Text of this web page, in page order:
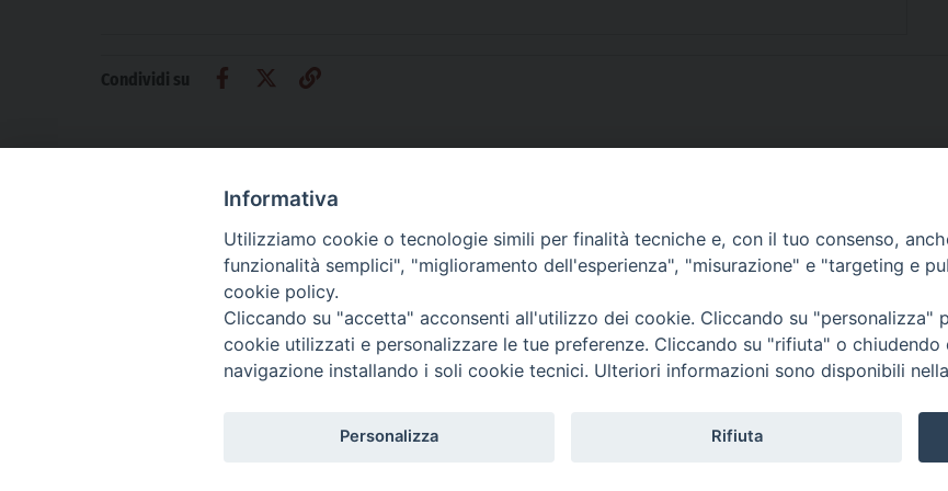
Condividi su
AMMINISTRAZIONE TRASPARENTE SCRIVICI
La Difesa del Popolo percepisce i contributi pubblici all'editoria.
La Difesa del Popolo è una testata registrata presso il Tribunale di Padova decreto del 15 giugno 1950 al n. 37 del registro periodici.
Informativa
Utilizziamo cookie o tecnologie simili per finalità tecniche e, con il tuo consenso,
funzionalità semplici", "miglioramento dell'esperienza", "misurazione" e "targeting e
cookie policy.
Cliccando su "accetta" acconsenti all'utilizzo dei cookie. Cliccando su "personalizza"
cookie utilizzati e personalizzare le tue preferenze. Cliccando su "rifiuta" o
navigazione installando i soli cookie tecnici. Ulteriori informazioni sono disponibili nella
Personalizza Rifiuta